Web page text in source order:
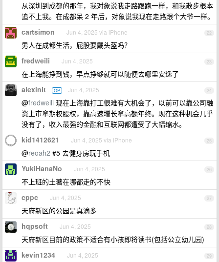
从深圳到成都的那年，我对象说我走路跟跑一样，和我散步根本
追不上我。在成都呆 2 年后，对象说我现在走路跟个大爷一样。
22
cartsimon Jun 4, 2025 via iPhone
男人在成都生活，屁股要戴头盔吗？
23
fredweili Jun 4, 2025
在上海能挣到钱，早点挣够就可以随便去哪里安逸了
24
alexinit OP Jun 4, 2025
@fredweili 现在上海靠打工很难有大机会了，以前可以靠公司融
资上市拿期权股权，靠高速增长拿高额年终。现在这种机会几乎
没有了，收入最强的金融和互联网都遭受了大幅缩水。
25
kid1412621 Jun 4, 2025 via iPhone
@reoah2 #5 去健身房玩手机
26
YukiHanaNo Jun 4, 2025
不上班的土著在哪都走的不快
27
cppc Jun 4, 2025
天府新区的公园是真滴多
28
hqpsoft Jun 4, 2025
天府新区目前的政策不适合有小孩即将读书(包括公立幼儿园)
29
kevin1234 Jun 4, 2025